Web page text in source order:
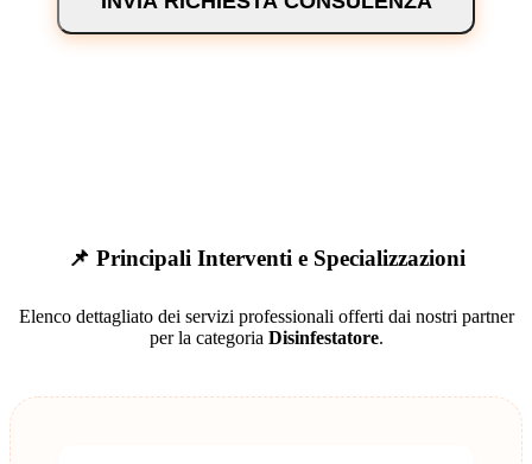
📌 Principali Interventi e Specializzazioni
Elenco dettagliato dei servizi professionali offerti dai nostri partner
per la categoria Disinfestatore.